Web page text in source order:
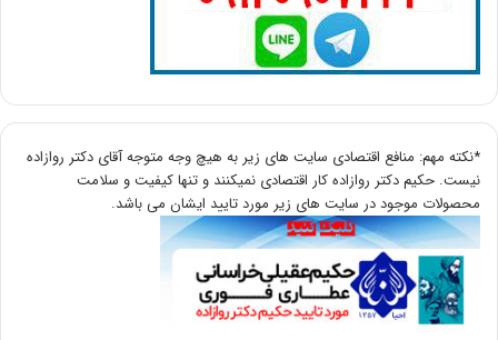
*نکته مهم: منافع اقتصادی سایت های زیر به هیچ وجه متوجه آقای دکتر روازاده
نیست. حکیم دکتر روازاده کار اقتصادی نمیکنند و تنها کیفیت و سلامت
محصولات موجود در سایت های زیر مورد تایید ایشان می باشد.